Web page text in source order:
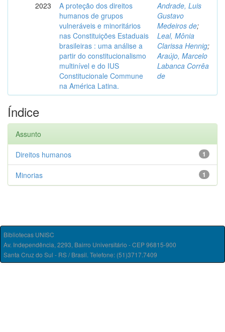
2023
A proteção dos direitos
humanos de grupos
vulneráveis e minoritários
nas Constituições Estaduais
brasileiras : uma análise a
partir do constitucionalismo
multinível e do IUS
Constitucionale Commune
na América Latina.
Andrade, Luis
Gustavo
Medeiros de;
Leal, Mônia
Clarissa Hennig;
Araújo, Marcelo
Labanca Corrêa
de
Índice
Assunto
1
Direitos humanos
1
Minorias
Bibliotecas UNISC
Av. Independência, 2293, Bairro Universitário - CEP 96815-900
Santa Cruz do Sul - RS / Brasil. Telefone: (51)3717.7409